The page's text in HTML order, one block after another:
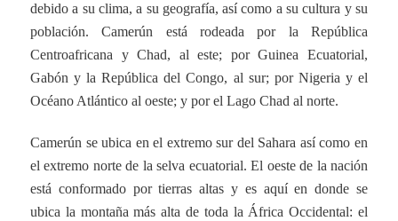
debido a su clima, a su geografía, así como a su cultura y su
población. Camerún está rodeada por la República
Centroafricana y Chad, al este; por Guinea Ecuatorial,
Gabón y la República del Congo, al sur; por Nigeria y el
Océano Atlántico al oeste; y por el Lago Chad al norte.
Camerún se ubica en el extremo sur del Sahara así como en
el extremo norte de la selva ecuatorial. El oeste de la nación
está conformado por tierras altas y es aquí en donde se
ubica la montaña más alta de toda la África Occidental: el